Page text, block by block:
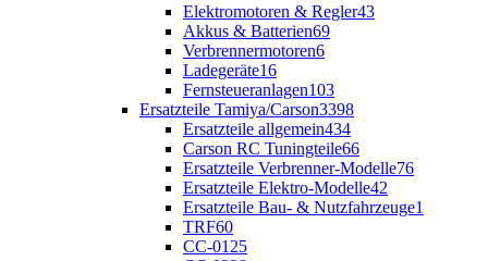
Elektromotoren & Regler43
Akkus & Batterien69
Verbrennermotoren6
Ladegeräte16
Fernsteueranlagen103
Ersatzteile Tamiya/Carson3398
Ersatzteile allgemein434
Carson RC Tuningteile66
Ersatzteile Verbrenner-Modelle76
Ersatzteile Elektro-Modelle42
Ersatzteile Bau- & Nutzfahrzeuge1
TRF60
CC-01 25